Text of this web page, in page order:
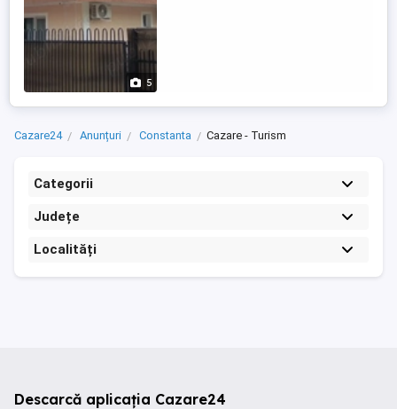
5
Cazare24 Anunțuri Constanta Cazare - Turism
Categorii
Județe
Localități
Descarcă aplicația Cazare24